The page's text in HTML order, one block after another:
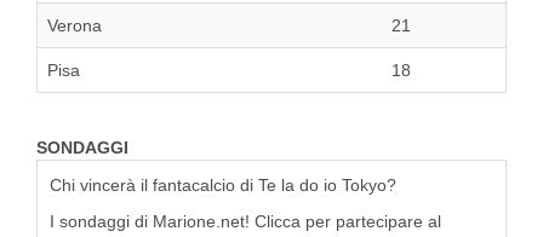
Verona 21
Pisa 18
SONDAGGI
Chi vincerà il fantacalcio di Te la do io Tokyo?
I sondaggi di Marione.net! Clicca per partecipare al